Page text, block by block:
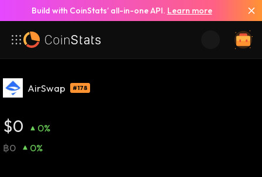
Build with CoinStats’ all-in-one API. Learn more
AirSwap #178
$0
0%
฿0
0%